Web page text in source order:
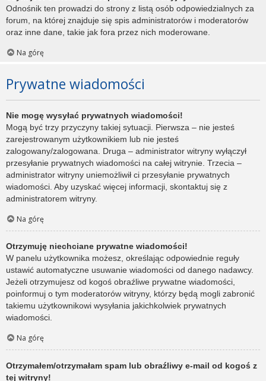
Odnośnik ten prowadzi do strony z listą osób odpowiedzialnych za
forum, na której znajduje się spis administratorów i moderatorów
oraz inne dane, takie jak fora przez nich moderowane.
Na górę
Prywatne wiadomości
Nie mogę wysyłać prywatnych wiadomości!
Mogą być trzy przyczyny takiej sytuacji. Pierwsza – nie jesteś
zarejestrowanym użytkownikiem lub nie jesteś
zalogowany/zalogowana. Druga – administrator witryny wyłączył
przesyłanie prywatnych wiadomości na całej witrynie. Trzecia –
administrator witryny uniemożliwił ci przesyłanie prywatnych
wiadomości. Aby uzyskać więcej informacji, skontaktuj się z
administratorem witryny.
Na górę
Otrzymuję niechciane prywatne wiadomości!
W panelu użytkownika możesz, określając odpowiednie reguły
ustawić automatyczne usuwanie wiadomości od danego nadawcy.
Jeżeli otrzymujesz od kogoś obraźliwe prywatne wiadomości,
poinformuj o tym moderatorów witryny, którzy będą mogli zabronić
takiemu użytkownikowi wysyłania jakichkolwiek prywatnych
wiadomości.
Na górę
Otrzymałem/otrzymałam spam lub obraźliwy e-mail od kogoś z
tej witryny!